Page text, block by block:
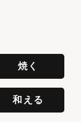
焼く
和える